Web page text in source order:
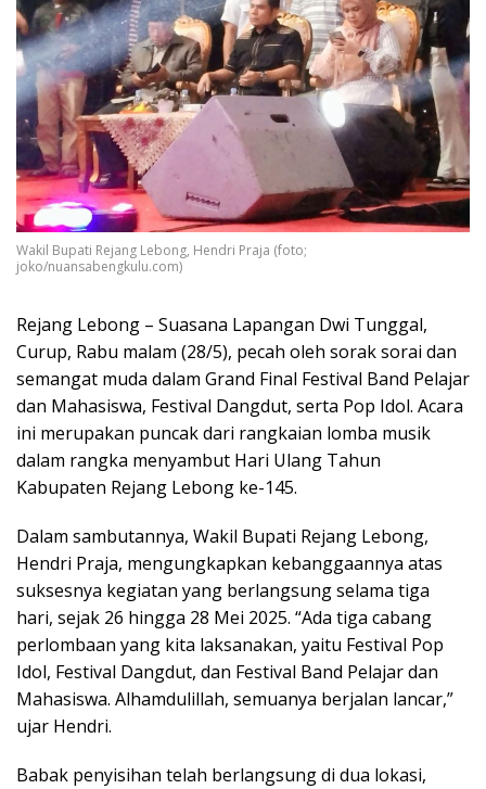
Wakil Bupati Rejang Lebong, Hendri Praja (foto;
joko/nuansabengkulu.com)
Rejang Lebong – Suasana Lapangan Dwi Tunggal,
Curup, Rabu malam (28/5), pecah oleh sorak sorai dan
semangat muda dalam Grand Final Festival Band Pelajar
dan Mahasiswa, Festival Dangdut, serta Pop Idol. Acara
ini merupakan puncak dari rangkaian lomba musik
dalam rangka menyambut Hari Ulang Tahun
Kabupaten Rejang Lebong ke-145.
Dalam sambutannya, Wakil Bupati Rejang Lebong,
Hendri Praja, mengungkapkan kebanggaannya atas
suksesnya kegiatan yang berlangsung selama tiga
hari, sejak 26 hingga 28 Mei 2025. “Ada tiga cabang
perlombaan yang kita laksanakan, yaitu Festival Pop
Idol, Festival Dangdut, dan Festival Band Pelajar dan
Mahasiswa. Alhamdulillah, semuanya berjalan lancar,”
ujar Hendri.
Babak penyisihan telah berlangsung di dua lokasi,